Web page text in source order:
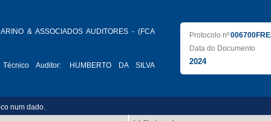
& ASSOCIADOS AUDITORES - (FCA
Auditor: HUMBERTO DA SILVA
Protocolo nº
Data do Documento
2024
num dado.